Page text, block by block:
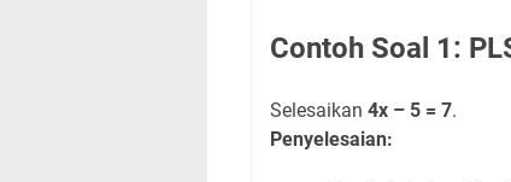
Contoh Soal 1:
Selesaikan 4x – 5 = 7.
Penyelesaian: